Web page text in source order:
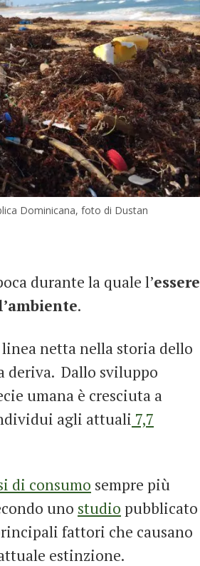
Dominicana, foto di Dustan
durante la quale l’essere
.
netta nella storia dello
deriva. Dallo sviluppo
umana è cresciuta a
agli attuali 7,7
di consumo sempre più
uno studio pubblicato
fattori che causano
estinzione.